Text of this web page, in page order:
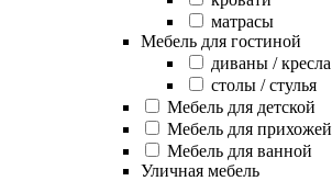
матрасы
Мебель для гостиной
диваны / кресла
столы / стулья
Мебель для детской
Мебель для прихожей
Мебель для ванной
Уличная мебель